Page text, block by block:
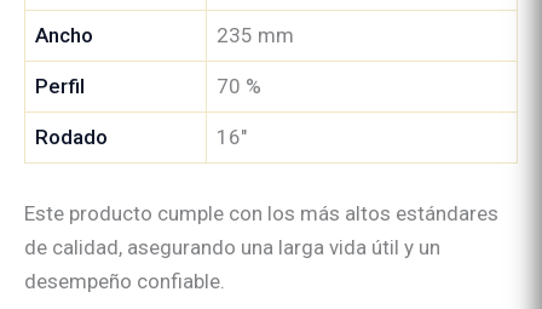
Ancho 235 mm
Perfil 70 %
Rodado 16″
Este producto cumple con los más altos estándares
de calidad, asegurando una larga vida útil y un
desempeño confiable.